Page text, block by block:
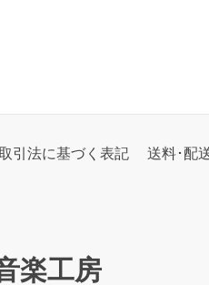
引法に基づく表記 送料･配
楽工房